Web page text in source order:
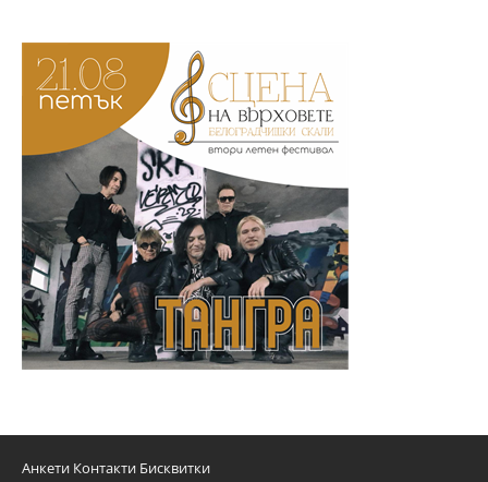
Анкети Контакти Бисквитки